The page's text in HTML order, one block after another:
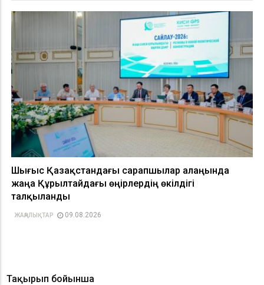
Шығыс Қазақстандағы сарапшылар алаңында
жаңа Құрылтайдағы өңірлердің өкілдігі
талқыланды
ЖАҢАЛЫҚТАР 09.08.2026
Тақырып бойынша